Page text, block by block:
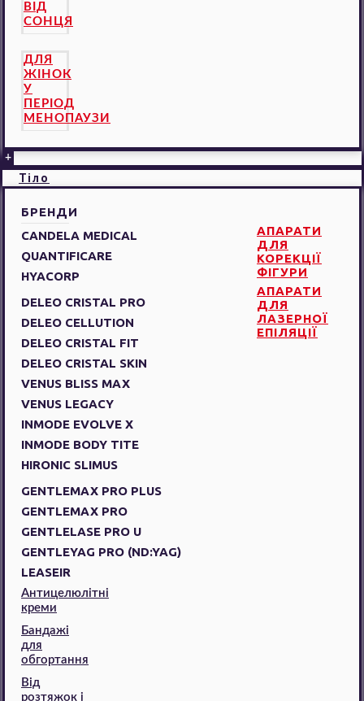
ВІД
СОНЦЯ
ДЛЯ
ЖІНОК
У
ПЕРІОД
МЕНОПАУЗИ
+
Тіло
БРЕНДИ
CANDELA MEDICAL
QUANTIFICARE
HYACORP
АПАРАТИ
ДЛЯ
КОРЕКЦІЇ
ФІГУРИ
DELEO CRISTAL PRO
DELEO CELLUTION
DELEO CRISTAL FIT
DELEO CRISTAL SKIN
VENUS BLISS MAX
VENUS LEGACY
INMODE EVOLVE X
INMODE BODY TITE
HIRONIC SLIMUS
АПАРАТИ
ДЛЯ
ЛАЗЕРНОЇ
ЕПІЛЯЦІЇ
GENTLEMAX PRO PLUS
GENTLEMAX PRO
GENTLELASE PRO U
GENTLEYAG PRO (ND:YAG)
LEASEIR
Антицелюлітні
креми
Бандажі
для
обгортання
Від
розтяжок і